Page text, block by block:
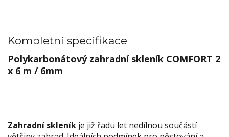
Kompletní specifikace
Polykarbonátový zahradní skleník COMFORT 2
x 6 m / 6mm
Zahradní skleník je již řadu let nedílnou součástí